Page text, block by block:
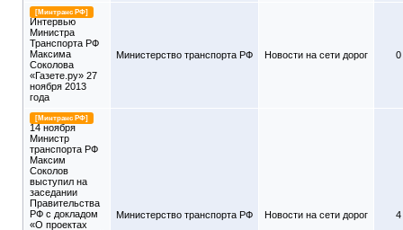
[Минтранс РФ]
Интервью
Министра
Транспорта РФ
Максима
Соколова
«Газете.ру» 27
ноября 2013
года
Министерство транспорта РФ Новости на сети дорог 0
[Минтранс РФ]
14 ноября
Министр
транспорта РФ
Максим
Соколов
выступил на
заседании
Правительства
РФ с докладом
«О проектах
Министерство транспорта РФ Новости на сети дорог 4